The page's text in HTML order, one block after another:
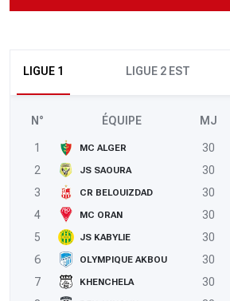
LIGUE 1 LIGUE 2 EST
N° ÉQUIPE MJ
1 MC ALGER 30
2
JS SAOURA 30
3
CR BELOUIZDAD 30
4
MC ORAN 30
5
JS KABYLIE 30
6
OLYMPIQUE AKBOU 30
7
KHENCHELA 30